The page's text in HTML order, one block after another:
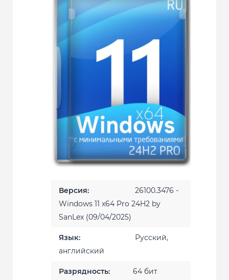
Версия:
26100.3476 -
Windows 11 x64 Pro 24H2 by
SanLex (09/04/2025)
Язык:
Русский,
английский
Разрядность: 64 бит